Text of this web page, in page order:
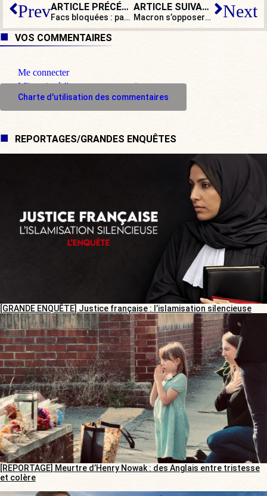
Prev ARTICLE PRÉCÉDENT
Facs bloquées : pas « d’examens en chocolat » pour les professionnels de la chienlit !
ARTICLE SUIVANT
Macron s’opposera-t-il à l’euthanasie de Vincent Lambert ? Next
VOS COMMENTAIRES
Me connecter
M'inscrire à l'espace commentaire
Charte d'utilisation des commentaires
REPORTAGES/GRANDES ENQUÊTES
[GRANDE ENQUÊTE] Justice française : l’islamisation silencieuse
[REPORTAGE] Meurtre d’Henry Nowak : des Anglais entre tristesse
et colère